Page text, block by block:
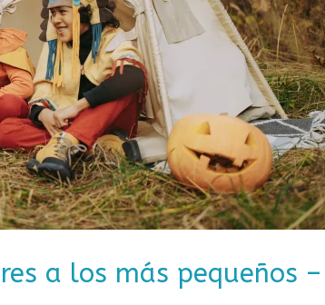
a los más pequeños –